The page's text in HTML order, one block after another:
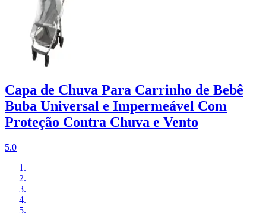
Capa de Chuva Para Carrinho de Bebê
Buba Universal e Impermeável Com
Proteção Contra Chuva e Vento
5.0